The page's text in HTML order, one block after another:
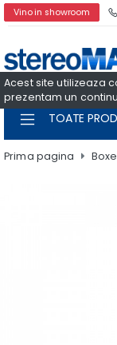
Acest site utilizeaza
prezentam un
Vino in showroom
TOATE
Prima pagina